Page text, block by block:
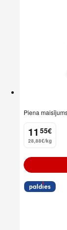
Piena
11
. 55€
28,88€/kg